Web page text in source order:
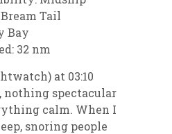
Tail
Bay
32 nm
at 03:10
nothing spectacular
calm. When I
snoring people